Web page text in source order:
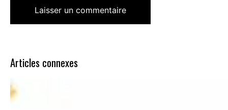
Articles connexes